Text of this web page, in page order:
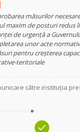
măsurilor
maxim de posturi redus
de urgență a
unor acte
pentru creșterea
teritoriale
către instituția